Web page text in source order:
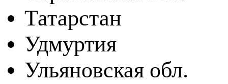
Татарстан
Удмуртия
Ульяновская обл.